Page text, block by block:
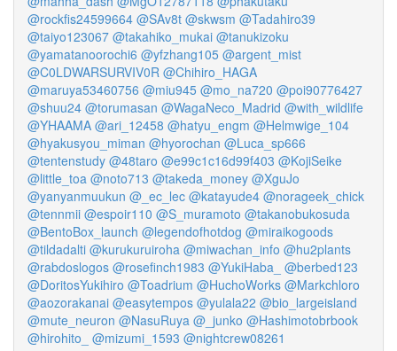
@rockfis24599664 @SAv8t @skwsm @Tadahiro39
@taiyo123067 @takahiko_mukai @tanukizoku
@yamatanoorochi6 @yfzhang105 @argent_mist
@C0LDWARSURVIV0R @Chihiro_HAGA
@maruya53460756 @miu945 @mo_na720 @poi90776427
@shuu24 @torumasan @WagaNeco_Madrid @with_wildlife
@YHAAMA @ari_12458 @hatyu_engm @Helmwige_104
@hyakusyou_miman @hyorochan @Luca_sp666
@tentenstudy @48taro @e99c1c16d99f403 @KojiSeike
@little_toa @noto713 @takeda_money @XguJo
@yanyanmuukun @_ec_lec @katayude4 @norageek_chick
@tennmii @espoir110 @S_muramoto @takanobukosuda
@BentoBox_launch @legendofhotdog @miraikogoods
@tildadalti @kurukuruiroha @miwachan_info @hu2plants
@rabdoslogos @rosefinch1983 @YukiHaba_ @berbed123
@DoritosYukihiro @Toadrium @HuchoWorks @Markchloro
@aozorakanai @easytempos @yulala22 @bio_largeisland
@mute_neuron @NasuRuya @_junko @Hashimotobrbook
@hirohito_
@mizumi_1593 @nightcrew08261